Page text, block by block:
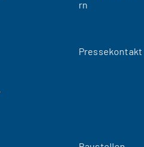
rn
Pressekontakt